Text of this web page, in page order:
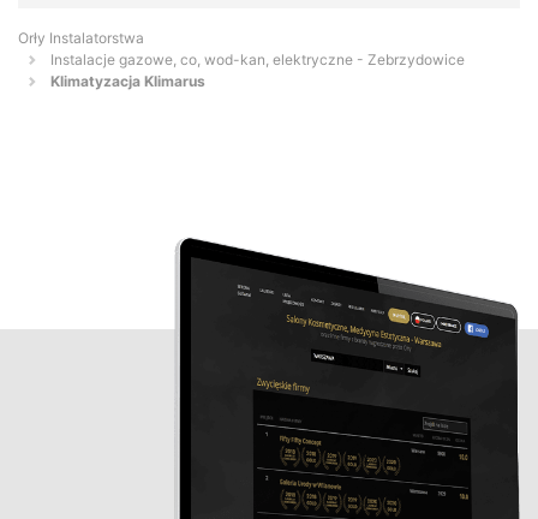
Orły Instalatorstwa
Instalacje gazowe, co, wod-kan, elektryczne - Zebrzydowice
Klimatyzacja Klimarus